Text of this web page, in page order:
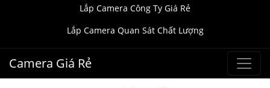
Lắp Camera Công Ty Giá Rẻ
Lắp Camera Quan Sát Chất Lượng
Camera Giá Rẻ